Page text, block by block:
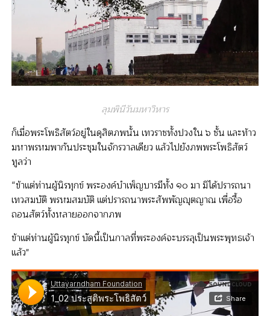
ลุมพินีวันมหาวิหาร
ก็เมื่อพระโพธิสัตว์อยู่ในดุสิตภพนั้น เทวราชทั้งปวงใน ๖ ชั้น และท้าว
มหาพรหมพากันประชุมในจักรวาลเดียว แล้วไปยังภพพระโพธิสัตว์
ทูลว่า
“ข้าแต่ท่านผู้นิรทุกข์ พระองค์บำเพ็ญบารมีทั้ง ๑๐ มา มิได้ปรารถนา
เทวสมบัติ พรหมสมบัติ แต่ปรารถนาพระสัพพัญญุตญาณ เพื่อรื้อ
ถอนสัตว์ทั้งหลายออกจากภพ
ข้าแต่ท่านผู้นิรทุกข์ บัดนี้เป็นกาลที่พระองค์จะบรรลุเป็นพระพุทธเจ้า
แล้ว"